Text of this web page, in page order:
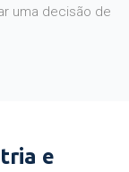
uma decisão de
e